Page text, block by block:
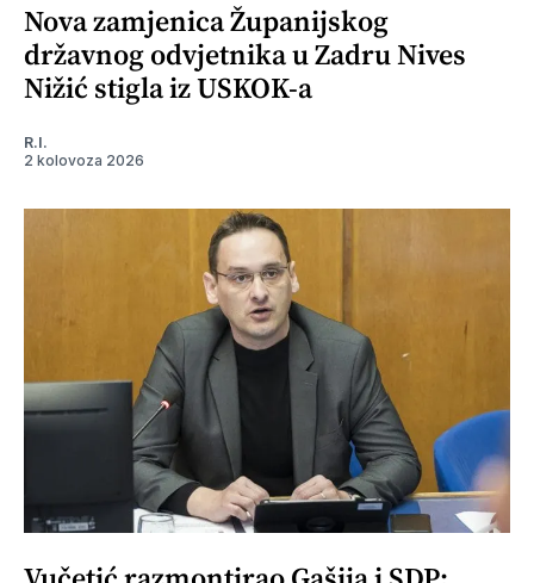
Nova zamjenica Županijskog
državnog odvjetnika u Zadru Nives
Nižić stigla iz USKOK-a
R.I.
2 kolovoza 2026